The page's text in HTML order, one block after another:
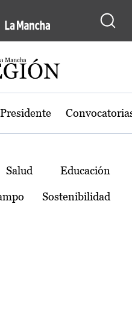
de Castilla-La
Salud Educación
Sostenibilidad